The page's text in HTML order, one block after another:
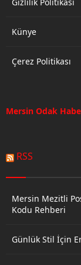
Künye
Çerez Politikası
Mersin Odak
RSS
Mersin Mezitli
Kodu Rehberi
Günlük Stil İçin